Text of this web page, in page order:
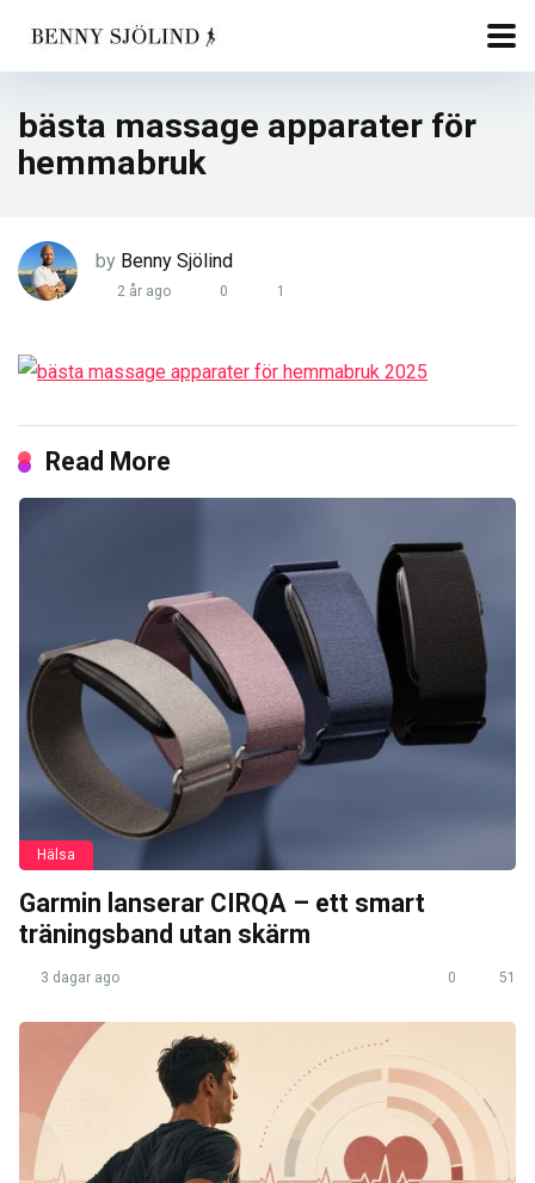
bästa massage apparater för
hemmabruk
by Benny Sjölind
2 år ago 0 1
Read More
Hälsa
Garmin lanserar CIRQA – ett smart
träningsband utan skärm
3 dagar ago 0 51